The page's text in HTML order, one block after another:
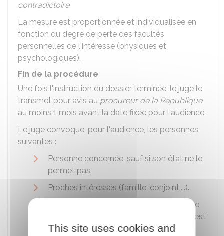
contradictoire.
La mesure est proportionnée et individualisée en
fonction du degré de perte des facultés
personnelles de l'intéressé (physiques et
psychologiques).
Fin de la procédure
Une fois l'instruction du dossier terminée, le juge le
transmet pour avis au procureur de la République,
au moins 1 mois avant la date fixée pour l'audience.
Le juge convoque, pour l'audience, les personnes
suivantes :
Personne concernée, sauf si son état ne le
permet pas.
Proches intéressés (famille, conjoint,...).
Éventuellement un avocat, si la personne
concernée en dispose ou si l'assistance est
jugée nécessaire.
This site uses cookies and